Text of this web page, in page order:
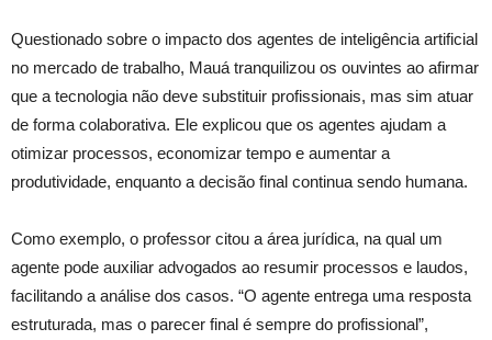
Questionado sobre o impacto dos agentes de inteligência artificial
no mercado de trabalho, Mauá tranquilizou os ouvintes ao afirmar
que a tecnologia não deve substituir profissionais, mas sim atuar
de forma colaborativa. Ele explicou que os agentes ajudam a
otimizar processos, economizar tempo e aumentar a
produtividade, enquanto a decisão final continua sendo humana.
Como exemplo, o professor citou a área jurídica, na qual um
agente pode auxiliar advogados ao resumir processos e laudos,
facilitando a análise dos casos. “O agente entrega uma resposta
estruturada, mas o parecer final é sempre do profissional”,